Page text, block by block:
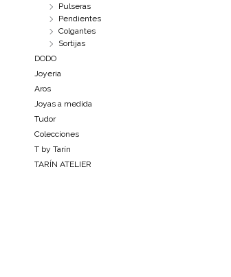
Pulseras
Pendientes
Colgantes
Sortijas
DODO
Joyeria
Aros
Joyas a medida
Tudor
Colecciones
T by Tarín
TARÍN ATELIER